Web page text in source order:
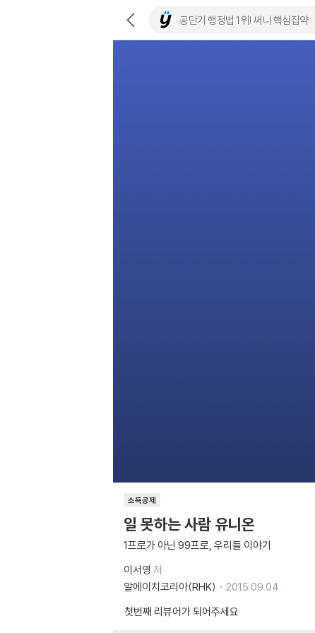
소득공제
일 못하는 사람 유니온
1프로가 아닌 99프로, 우리들 이야기
이서영 저
알에이치코리아(RHK)
2015.09.04.
첫번째 리뷰어가 되어주세요